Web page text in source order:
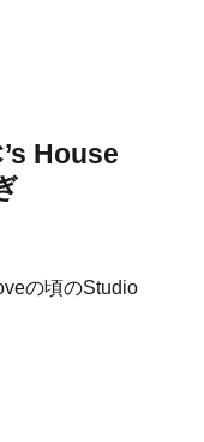
House
の頃のStudio